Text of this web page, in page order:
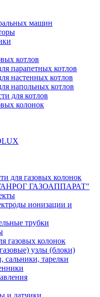
машин
котлов
парапетных котлов
настенных котлов
напольных котлов
для котлов
колонок
для газовых колонок
ГАЗОАППАРАТ"
ионизации и
трубки
газовых колонок
узлы (блоки)
тарелки
и датчики